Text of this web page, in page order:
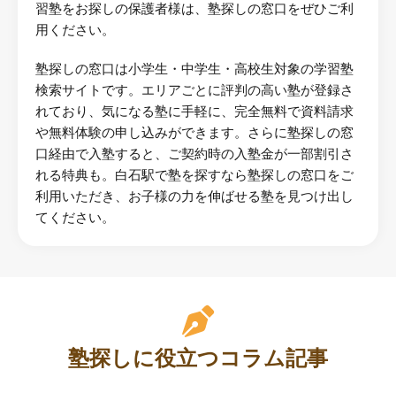
習塾をお探しの保護者様は、塾探しの窓口をぜひご利
用ください。
塾探しの窓口は小学生・中学生・高校生対象の学習塾
検索サイトです。エリアごとに評判の高い塾が登録さ
れており、気になる塾に手軽に、完全無料で資料請求
や無料体験の申し込みができます。さらに塾探しの窓
口経由で入塾すると、ご契約時の入塾金が一部割引さ
れる特典も。白石駅で塾を探すなら塾探しの窓口をご
利用いただき、お子様の力を伸ばせる塾を見つけ出し
てください。
塾探しに役立つコラム記事